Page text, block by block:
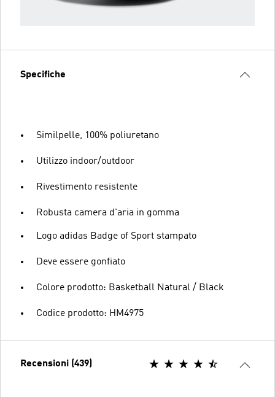
Specifiche
Similpelle, 100% poliuretano
Utilizzo indoor/outdoor
Rivestimento resistente
Robusta camera d'aria in gomma
Logo adidas Badge of Sport stampato
Deve essere gonfiato
Colore prodotto: Basketball Natural / Black
Codice prodotto: HM4975
Recensioni (439)